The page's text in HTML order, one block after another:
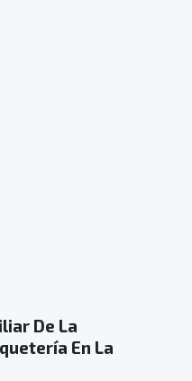
De La
En La